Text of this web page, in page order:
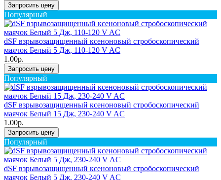
Запросить цену
Популярный
dSF взрывозащищенный ксеноновый стробоскопический
маячок Белый 5 Дж, 110-120 V AC
1.00р.
Запросить цену
Популярный
dSF взрывозащищенный ксеноновый стробоскопический
маячок Белый 15 Дж, 230-240 V AC
1.00р.
Запросить цену
Популярный
dSF взрывозащищенный ксеноновый стробоскопический
маячок Белый 5 Дж, 230-240 V AC